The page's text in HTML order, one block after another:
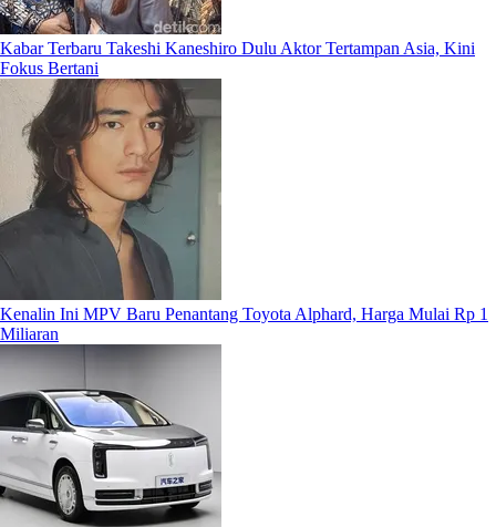
Kabar Terbaru Takeshi Kaneshiro Dulu Aktor Tertampan Asia, Kini
Fokus Bertani
Kenalin Ini MPV Baru Penantang Toyota Alphard, Harga Mulai Rp 1
Miliaran